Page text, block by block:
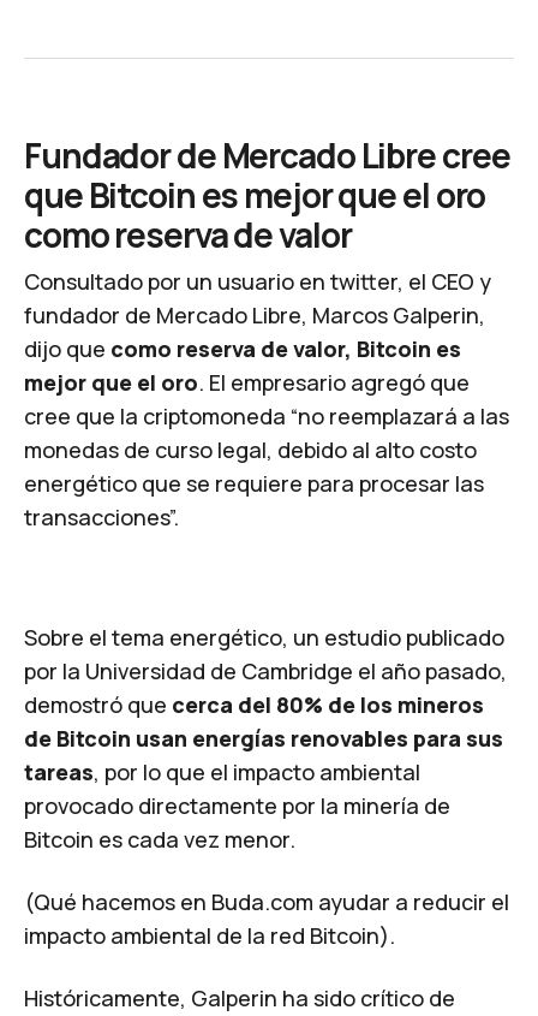
Fundador de Mercado Libre cree
que Bitcoin es mejor que el oro
como reserva de valor
Consultado por un usuario en twitter, el CEO y
fundador de Mercado Libre, Marcos Galperin,
dijo que como reserva de valor, Bitcoin es
mejor que el oro. El empresario agregó que
cree que la criptomoneda “no reemplazará a las
monedas de curso legal, debido al alto costo
energético que se requiere para procesar las
transacciones”.
​Sobre el tema energético, un estudio publicado
por la Universidad de Cambridge el año pasado,
demostró que cerca del 80% de los mineros
de Bitcoin usan energías renovables para sus
tareas, por lo que el impacto ambiental
provocado directamente por la minería de
Bitcoin es cada vez menor.
(Qué hacemos en Buda.com ayudar a reducir el
impacto ambiental de la red Bitcoin).
Históricamente, Galperin ha sido crítico de